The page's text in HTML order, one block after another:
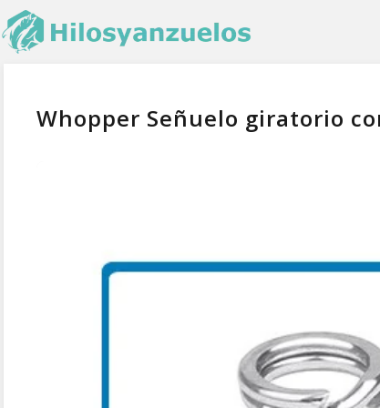
Whopper Señuelo giratorio